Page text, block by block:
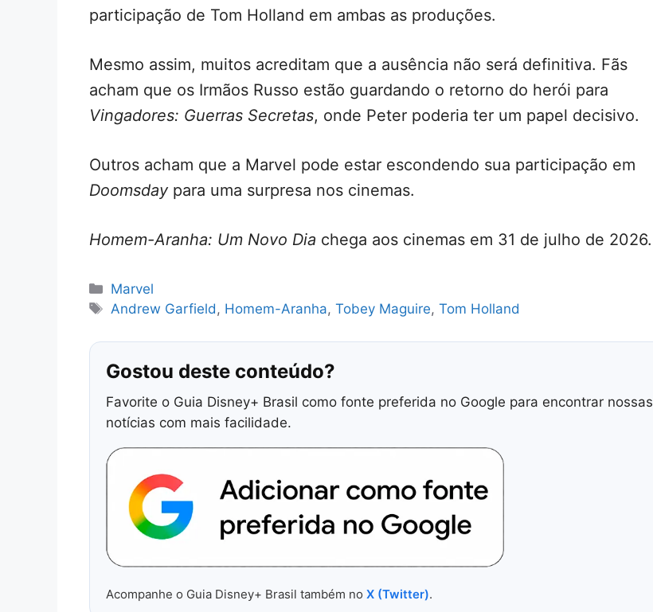
participação de Tom Holland em ambas as produções.
Mesmo assim, muitos acreditam que a ausência não será definitiva. Fãs
acham que os Irmãos Russo estão guardando o retorno do herói para
Vingadores: Guerras Secretas, onde Peter poderia ter um papel decisivo.
Outros acham que a Marvel pode estar escondendo sua participação em
Doomsdaypara uma surpresa nos cinemas.
Homem-Aranha: Um Novo Dia chega aos cinemas em 31 de julho de 2026.
Categorias
Marvel
Tags
Andrew Garfield , Homem-Aranha,Tobey Maguire,Tom Holland
Gostou deste conteúdo?
Favorite o Guia Disney+ Brasil como fonte preferida no Google para encontrar nossas
notícias com mais facilidade.
Acompanhe o Guia Disney+ Brasil também no X (Twitter).